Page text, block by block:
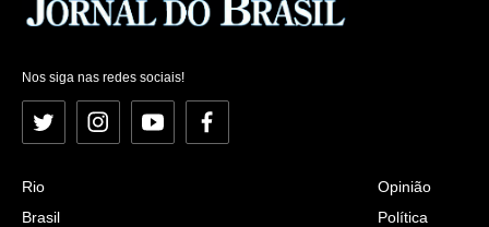
Nos siga nas redes sociais!
Twitter InstagramYouTubeFacebook
Rio
Brasil
Opinião
Política